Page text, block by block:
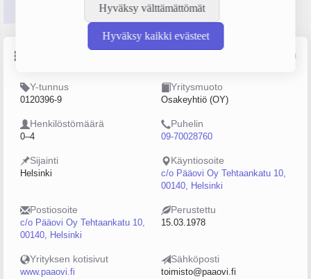
Hyväksy välttämättömät
Hyväksy kaikki evästeet
Tilinpäätösluvut Päättäjätiedot
Lähde: YTJ, PRH, Traficom
Y-tunnus
0120396-9
Yritysmuoto
Osakeyhtiö (OY)
Henkilöstömäärä
0–4
Puhelin
09-70028760
Sijainti
Helsinki
Käyntiosoite
c/o Pääovi Oy Tehtaankatu 10,
00140, Helsinki
Postiosoite
c/o Pääovi Oy Tehtaankatu 10,
00140, Helsinki
Perustettu
15.03.1978
Yrityksen kotisivut
www.paaovi.fi
Sähköposti
toimisto@paaovi.fi